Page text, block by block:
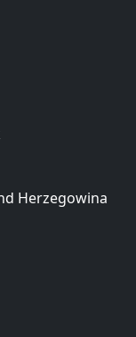
Herzegowina